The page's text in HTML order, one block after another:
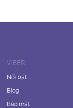
VIBER
Nổi bật
Blog
Bảo mật